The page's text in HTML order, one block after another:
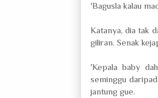
'Bagusla kalau
Katanya, dia tak
giliran. Senak
'Kepala baby
seminggu
jantung gue.